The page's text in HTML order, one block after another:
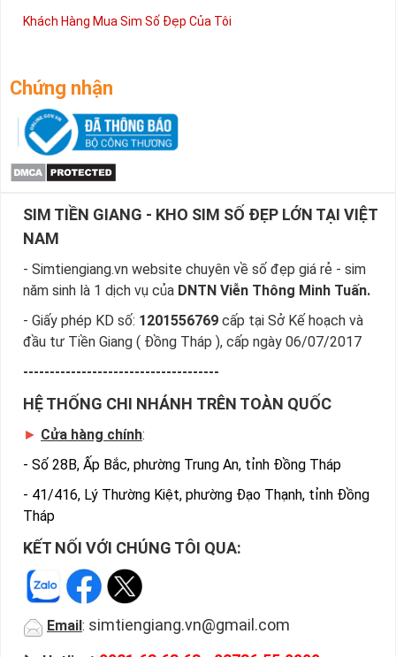
Khách Hàng Mua Sim Số Đẹp Của Tôi
Chứng nhận
SIM TIỀN GIANG - KHO SIM SỐ ĐẸP LỚN TẠI VIỆT
NAM
- Simtiengiang.vn website chuyên về số đẹp giá rẻ - sim
năm sinh là 1 dịch vụ của DNTN Viễn Thông Minh Tuấn.
- Giấy phép KD số: 1201556769 cấp tại Sở Kế hoạch và
đầu tư Tiền Giang ( Đồng Tháp ), cấp ngày 06/07/2017
-------------------------------------
HỆ THỐNG CHI NHÁNH TRÊN TOÀN QUỐC
► Cửa hàng chính:
- Số 28B, Ấp Bắc, phường Trung An, tỉnh Đồng Tháp
- 41/416, Lý Thường Kiệt, phường Đạo Thạnh, tỉnh Đồng
Tháp
KẾT NỐI VỚI CHÚNG TÔI QUA:
Email : simtiengiang.vn@gmail.com